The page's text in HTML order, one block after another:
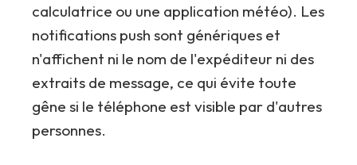
calculatrice ou une application météo). Les
notifications push sont génériques et
n'affichent ni le nom de l'expéditeur ni des
extraits de message, ce qui évite toute
gêne si le téléphone est visible par d'autres
personnes.